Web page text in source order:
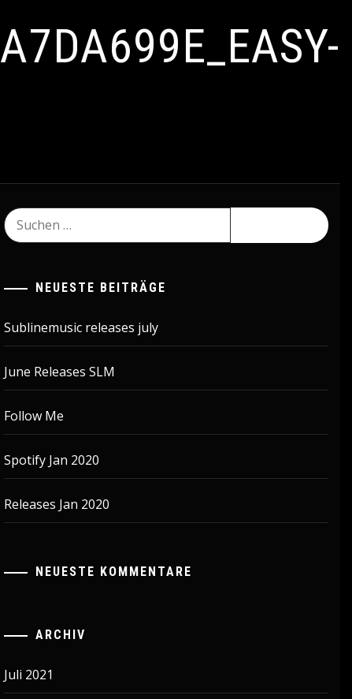
Suchen
nach:
NEUESTE BEITRÄGE
Sublinemusic releases july
June Releases SLM
Follow Me
Spotify Jan 2020
Releases Jan 2020
NEUESTE KOMMENTARE
ARCHIV
Juli 2021